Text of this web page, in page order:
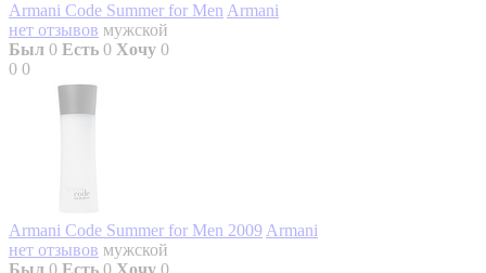
Armani Code Summer for Men Armani
нет отзывов мужской
Был 0 Есть 0 Хочу 0
0 0
Armani Code Summer for Men 2009 Armani
нет отзывов мужской
Был 0 Есть 0 Хочу 0